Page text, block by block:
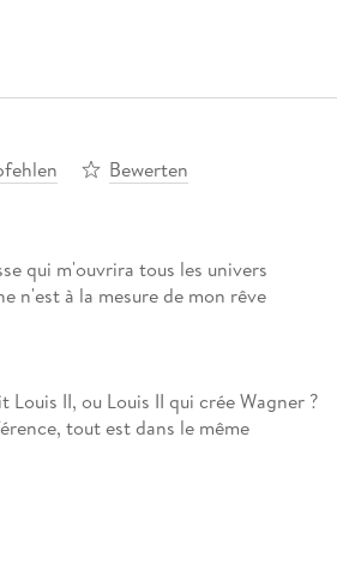
Bewerten
qui m'ouvrira tous les univers
n'est à la mesure de mon rêve
Louis II, ou Louis II qui crée Wagner ?
tout est dans le même
roi Louis II de Bavière, les poètes